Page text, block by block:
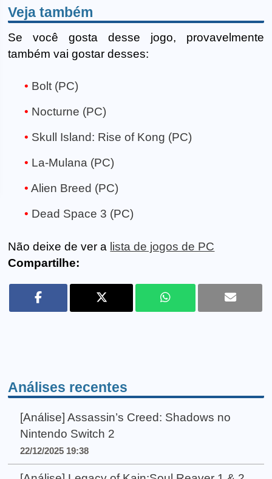
Veja também
Se você gosta desse jogo, provavelmente
também vai gostar desses:
Bolt (PC)
Nocturne (PC)
Skull Island: Rise of Kong (PC)
La-Mulana (PC)
Alien Breed (PC)
Dead Space 3 (PC)
Não deixe de ver a lista de jogos de PC
Compartilhe:
Análises recentes
[Análise] Assassin’s Creed: Shadows no
Nintendo Switch 2
22/12/2025 19:38